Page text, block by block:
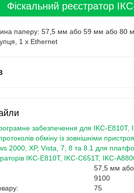
Фіскальний реєстратор
паперу: 57,5 мм або 59 мм або
1 x Ethernet
забезпечення для IKC-
обміну із зовнішніми
2000, XP, Vista, 7, 8 та 8.1 для
IKC-E810T, IKC-C651T, IKC-
57,5 мм
9100
75